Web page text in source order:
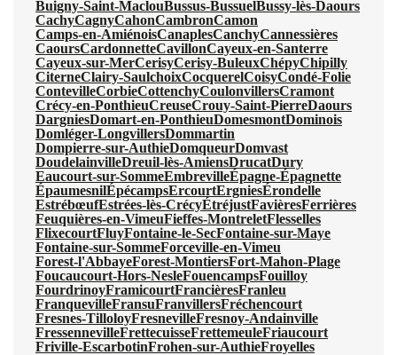
Buigny-Saint-MaclouBussus-BussuelBussy-lès-Daours
CachyCagnyCahonCambronCamon
Camps-en-AmiénoisCanaplesCanchyCannessières
CaoursCardonnetteCavillonCayeux-en-Santerre
Cayeux-sur-MerCerisyCerisy-BuleuxChépyChipilly
CiterneClairy-SaulchoixCocquerelCoisyCondé-Folie
ContevilleCorbieCottenchyCoulonvillersCramont
Crécy-en-PonthieuCreuseCrouy-Saint-PierreDaours
DargniesDomart-en-PonthieuDomesmontDominois
Domléger-LongvillersDommartin
Dompierre-sur-AuthieDomqueurDomvast
DoudelainvilleDreuil-lès-AmiensDrucatDury
Eaucourt-sur-SommeEmbrevilleÉpagne-Épagnette
ÉpaumesnilÉpécampsErcourtErgniesÉrondelle
EstrébœufEstrées-lès-CrécyÉtréjustFavièresFerrières
Feuquières-en-VimeuFieffes-MontreletFlesselles
FlixecourtFluyFontaine-le-SecFontaine-sur-Maye
Fontaine-sur-SommeForceville-en-Vimeu
Forest-l'AbbayeForest-MontiersFort-Mahon-Plage
Foucaucourt-Hors-NesleFouencampsFouilloy
FourdrinoyFramicourtFrancièresFranleu
FranquevilleFransuFranvillersFréchencourt
Fresnes-TilloloyFresnevilleFresnoy-Andainville
FressennevilleFrettecuisseFrettemeuleFriaucourt
Friville-EscarbotinFrohen-sur-AuthieFroyelles